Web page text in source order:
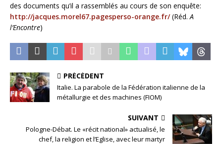
des documents qu’il a rassemblés au cours de son enquête:
http://jacques.morel67.pagesperso-orange.fr/(Réd. A
l’Encontre)
PRÉCÉDENT
Italie. La parabole de la Fédération italienne de la
métallurgie et des machines (FIOM)
SUIVANT
Pologne-Débat. Le «récit national» actualisé, le
chef, la religion et l’Eglise, avec leur martyr